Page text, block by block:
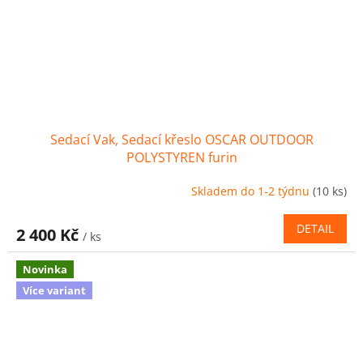
Sedací Vak, Sedací křeslo OSCAR OUTDOOR
POLYSTYREN furin
Skladem do 1-2 týdnu (10 ks)
2 400 Kč / ks
DETAIL
Novinka
Více variant